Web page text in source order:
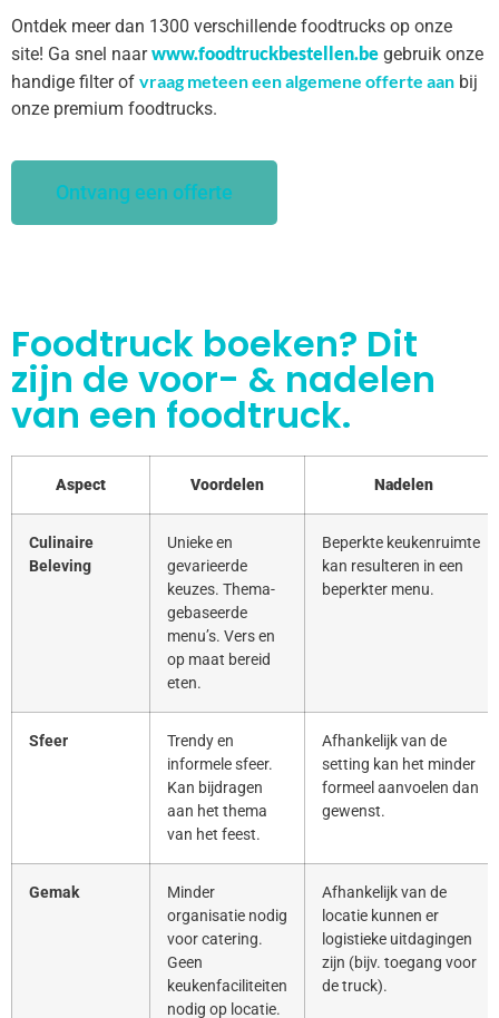
Ontdek meer dan 1300 verschillende foodtrucks op onze
site! Ga snel naarwww.foodtruckbestellen.be gebruik onze
handige filter of vraag meteen een algemene offerte aan bij
onze premium foodtrucks.
Ontvang een offerte
Foodtruck boeken? Dit
zijn de voor- & nadelen
van een foodtruck.
Aspect Voordelen Nadelen
Culinaire
Beleving
Unieke en
gevarieerde
keuzes. Thema-
gebaseerde
menu’s. Vers en
op maat bereid
eten.
Beperkte keukenruimte
kan resulteren in een
beperkter menu.
Sfeer
Trendy en
informele sfeer.
Kan bijdragen
aan het thema
van het feest.
Afhankelijk van de
setting kan het minder
formeel aanvoelen dan
gewenst.
Gemak
Minder
organisatie nodig
voor catering.
Geen
keukenfaciliteiten
nodig op locatie.
Afhankelijk van de
locatie kunnen er
logistieke uitdagingen
zijn (bijv. toegang voor
de truck).